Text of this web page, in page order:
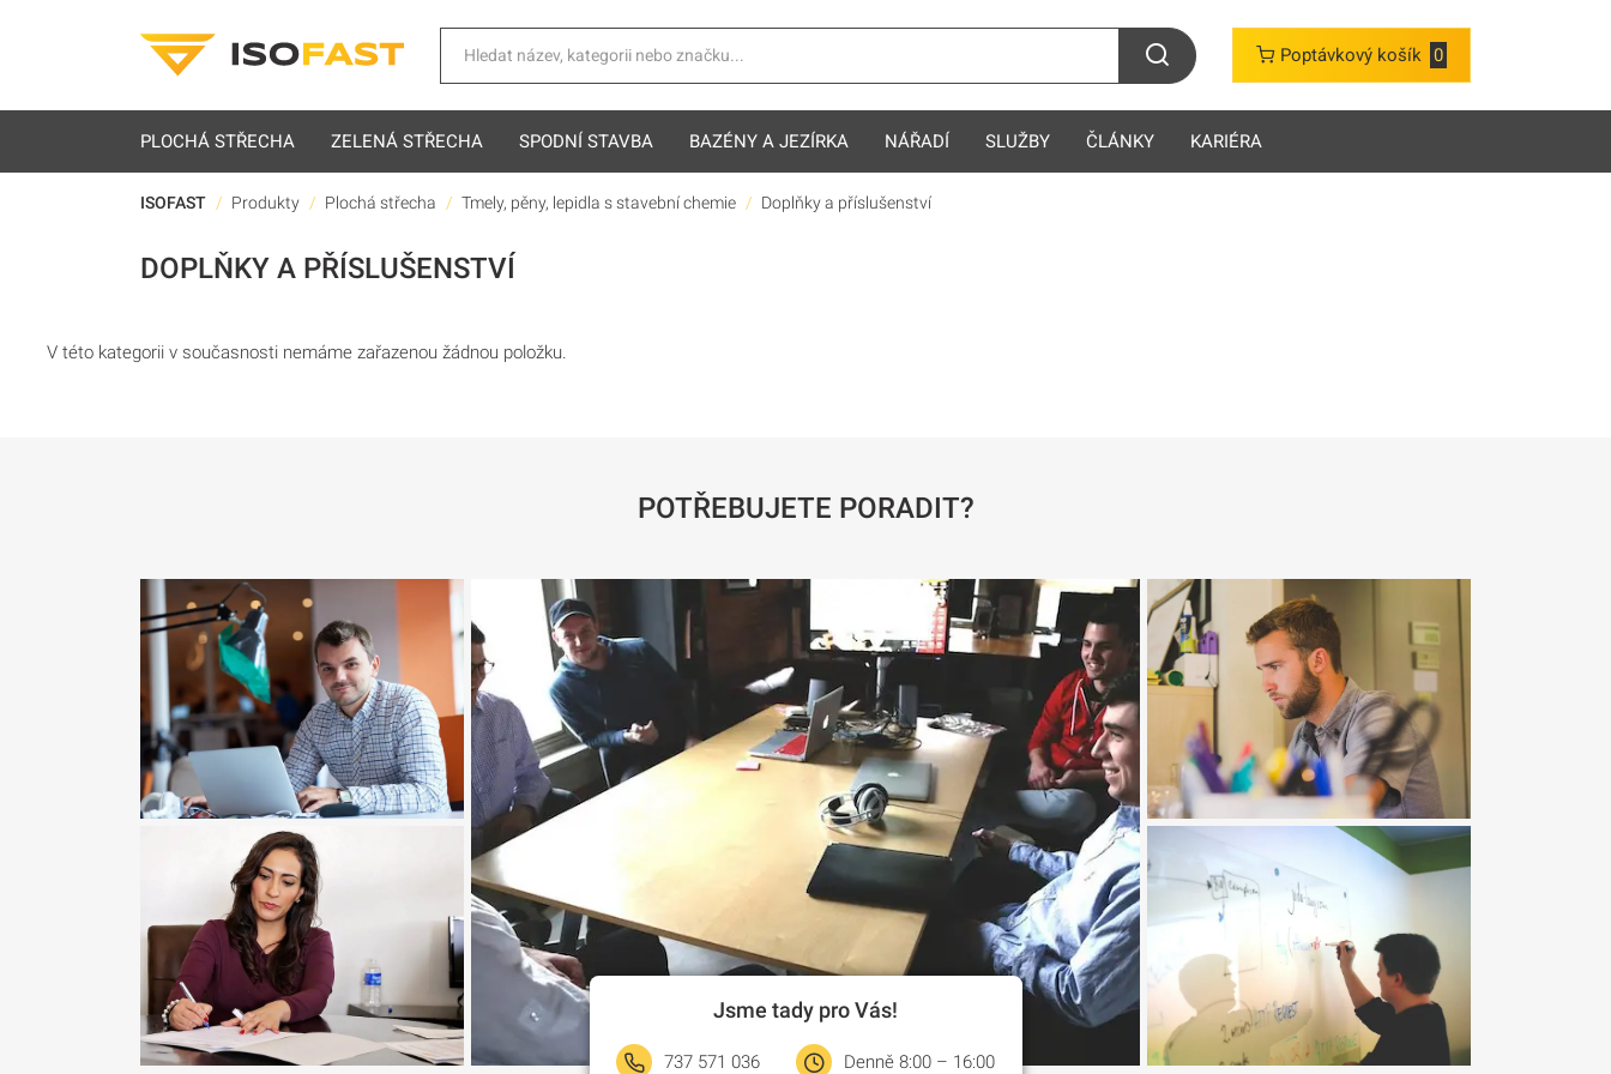
Poptávkový košík 0
PLOCHÁ STŘECHA ZELENÁ STŘECHA SPODNÍ STAVBA BAZÉNY A JEZÍRKA NÁŘADÍ SLUŽBY ČLÁNKY KARIÉRA
ISOFAST Produkty Plochá střecha Tmely, pěny, lepidla s stavební chemie Doplňky a příslušenství
DOPLŇKY A PŘÍSLUŠENSTVÍ
V této kategorii v současnosti nemáme zařazenou žádnou položku.
POTŘEBUJETE PORADIT?
Jsme tady pro Vás!
737 571 036 Denně 8:00 – 16:00